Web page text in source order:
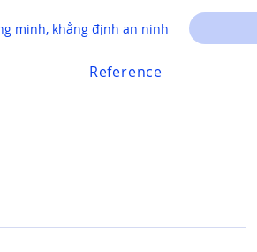
minh, khẳng định an ninh
Reference